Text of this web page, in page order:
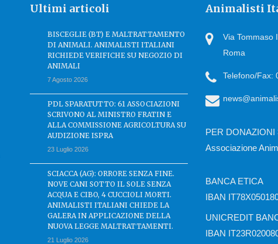
Ultimi articoli
BISCEGLIE (BT) E MALTRATTAMENTO
DI ANIMALI. ANIMALISTI ITALIANI
RICHIEDE VERIFICHE SU NEGOZIO DI
ANIMALI
7 Agosto 2026
PDL SPARATUTTO: 61 ASSOCIAZIONI
SCRIVONO AL MINISTRO FRATIN E
ALLA COMMISSIONE AGRICOLTURA SU
AUDIZIONE ISPRA
23 Luglio 2026
SCIACCA (AG): ORRORE SENZA FINE.
NOVE CANI SOTTO IL SOLE SENZA
ACQUA E CIBO, 4 CUCCIOLI MORTI.
ANIMALISTI ITALIANI CHIEDE LA
GALERA IN APPLICAZIONE DELLA
NUOVA LEGGE MALTRATTAMENTI.
21 Luglio 2026
Animalisti
Via Tommaso
Roma
Telefono/Fax:
PER DONAZIONI
Associazione
BANCA ETICA
IBAN
UNICREDIT
IBAN